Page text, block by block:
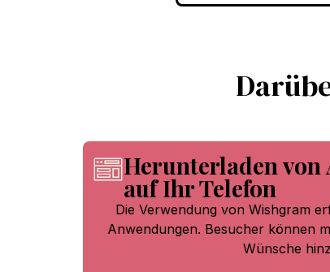
Herunterladen von
auf Ihr Telefon
Die Verwendung von Wishgram
Anwendungen. Besucher können
Wünsche